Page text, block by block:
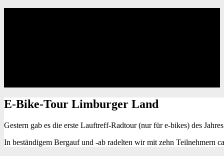
E-Bike-Tour Limburger Land
Gestern gab es die erste Lauftreff-Radtour (nur für e-bikes) des
In beständigem Bergauf und -ab radelten wir mit zehn Teilnehmern